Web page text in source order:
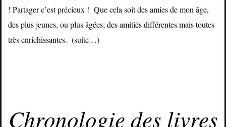
! Partager c’est précieux ! Que cela soit des amies de mon âge,
des plus jeunes, ou plus âgées; des amitiés différentes mais toutes
très enrichissantes.(suite…)
Chronologie des livres